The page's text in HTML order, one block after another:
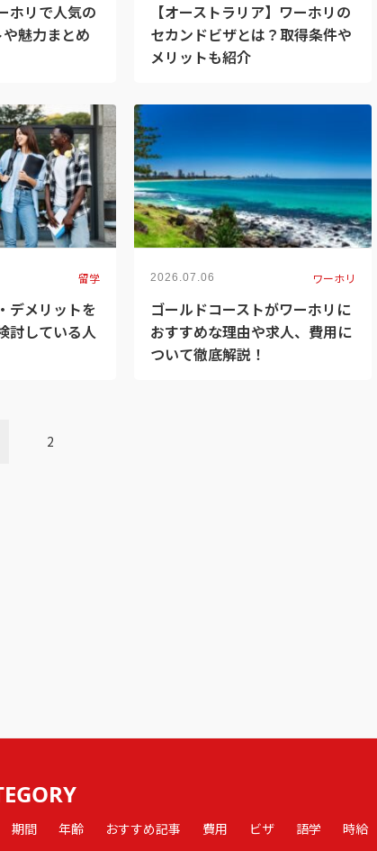
ホリで人気の
魅力まとめ
【オーストラリア】ワーホリの
セカンドビザとは？取得条件や
メリットも紹介
留学
デメリットを
討している人
2026.07.06 ワーホリ
ゴールドコーストがワーホリに
おすすめな理由や求人、費用に
ついて徹底解説！
2
期間 年齢 おすすめ記事 費用 ビザ 語学 時給